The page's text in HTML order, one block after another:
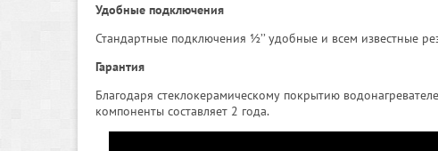
Удобные подключения
Стандартные подключения ½’’ удобные и всем известные
Гарантия
Благодаря стеклокерамическому покрытию
компоненты составляет 2 года.